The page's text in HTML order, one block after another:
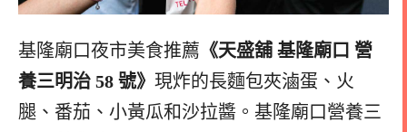
基隆廟口夜市美食推薦 《天盛舖 基隆廟口 營
養三明治 58 號》 現炸的長麵包夾滷蛋、火
腿、番茄、小黃瓜和沙拉醬。基隆廟口營養三